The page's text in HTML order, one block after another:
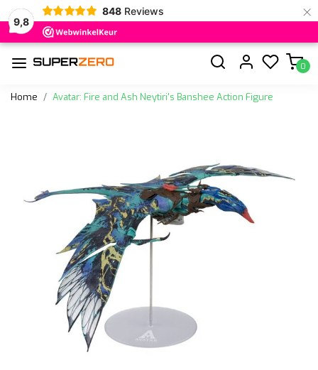
9,8
848 Reviews ×
0
Home Avatar: Fire and Ash Neytiri's Banshee Action Figure